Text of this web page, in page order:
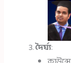
দৈর্ঘ্য: